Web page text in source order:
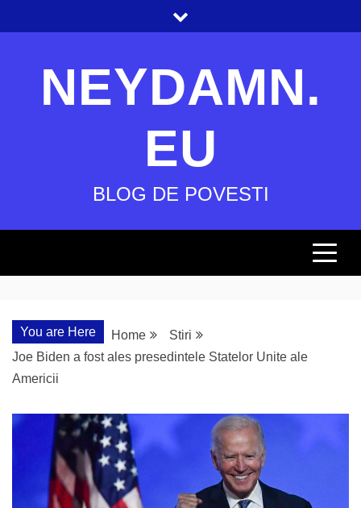
to
NEYDAMN.
EU
BLOG DE POVESTI
You are Here Home
Stiri
Joe Biden a fost ales presedintele Statelor Unite ale
Americii